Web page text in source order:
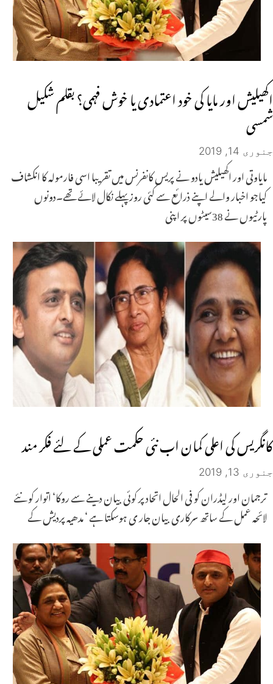
اکھیلیش اور مایا کی خود اعتمادی یا خوش فہمی؟ بقلم شکیل
شمسی
جنوری 14, 2019
مایاوتی اور اکھیلیش یادو نے پریس کانفرنس میں تقریبا اسی فارمولہ کا انکشاف
کیاجو اخبار والے اپنے ذرائع سے کئی روز پہلے نکال لائے تھے۔دونوں
پارٹیوں نے 38سیٹوں پر اپنی
کانگریس کی اعلی کمان اب نئی حکمت عملی کے لئے فکر مند
جنوری 13, 2019
ترجمان اور لیڈران کو فی الحال اتحاد پر کوئی بیان دینے سے روکا‘ اتوار کو نئے
لائحہ عمل کے ساتھ سرکاری بیان جار ی ہوسکتا ہے ‘ مدھیہ پردیش کے